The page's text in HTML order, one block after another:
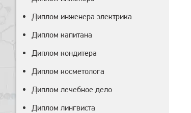
Диплом инженера электрика
Диплом капитана
Диплом кондитера
Диплом косметолога
Диплом лечебное дело
Диплом лингвиста